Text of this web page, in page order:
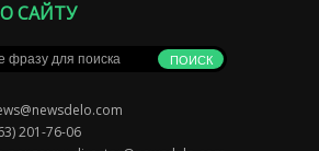
САЙТУ
201-76-06